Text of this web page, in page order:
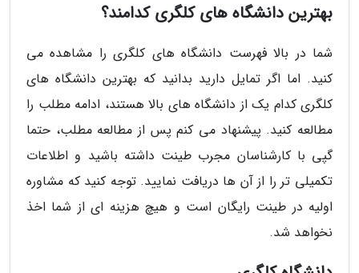
بهترین دانشگاه های کلگری کدامند؟
شما در بالا فهرست دانشگاه های کلگری را مشاهده می
کنید. اما اگر تمایل دارید بدانید که بهترین دانشگاه های
کلگری کدام یک از دانشگاه های بالا هستند، ادامه مطلب را
مطالعه کنید. پیشنهاد می کنم پس از مطالعه مطلب، حتما
گپی با کارشناسان مجرب طینت داشته باشید و اطلاعات
تکمیلی تر را از آن ها دریافت نمایید. توجه کنید که مشاوره
اولیه در طینت رایگان است و هیچ هزینه ای از شما اخذ
نخواهد شد.